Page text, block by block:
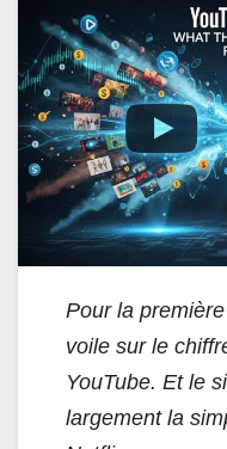
Pour la
voile sur le
YouTube. Et le
largement la